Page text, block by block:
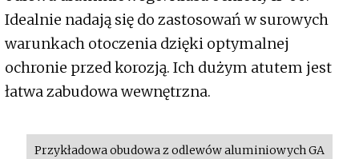
Idealnie nadają się do zastosowań w surowych
warunkach otoczenia dzięki optymalnej
ochronie przed korozją. Ich dużym atutem jest
łatwa zabudowa wewnętrzna.
Przykładowa obudowa z odlewów aluminiowych GA